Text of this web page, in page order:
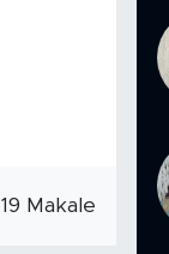
19 Makale